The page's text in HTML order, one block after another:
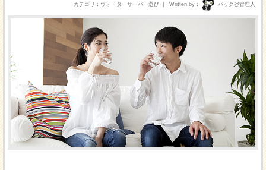
Written by パック@管理人
カテゴリ ウォーターサーバー選び